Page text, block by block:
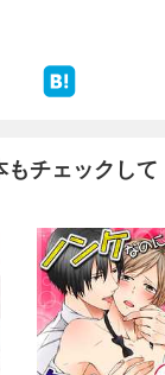
チェックして